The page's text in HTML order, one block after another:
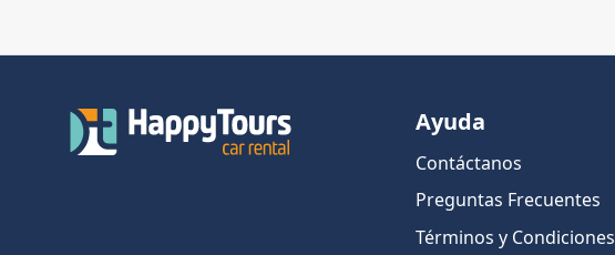
Ayuda
Contáctanos
Preguntas Frecuentes
Términos y Condiciones